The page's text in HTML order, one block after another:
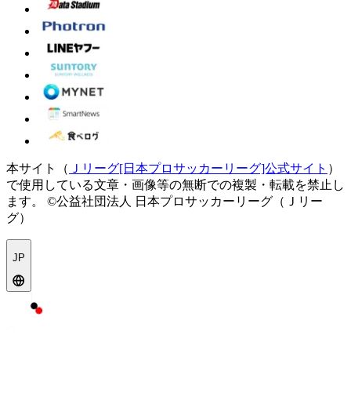
本サイト（ Ｊリーグ[日本プロサッカーリーグ]公式サイト ）
で使用している文章・画像等の無断での複製・転載を禁止し
ます。
©公益社団法人 日本プロサッカーリーグ（Ｊリー
グ）
JP